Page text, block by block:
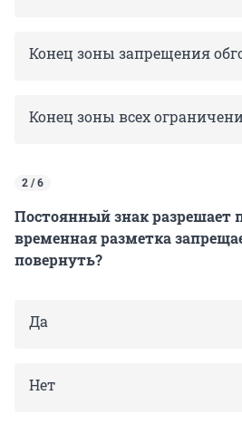
Конец зоны запрещения
Конец зоны всех
2 / 6
Постоянный знак разрешает
временная разметка
повернуть?
Да
Нет